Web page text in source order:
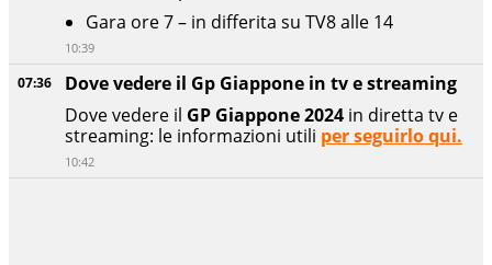
07:36
Dove vedere il Gp Giappone in tv e streaming
Dove vedere il GP Giappone 2024 in diretta tv e
streaming: le informazioni utili per seguirlo qui.
10:42
Gara ore 7 – in differita su TV8 alle 14
10:39